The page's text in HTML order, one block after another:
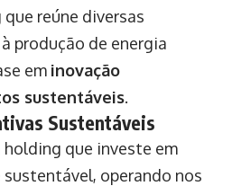
reúne diversas
produção de energia
em inovação
sustentáveis.
Sustentáveis
holding que investe em
operando nos